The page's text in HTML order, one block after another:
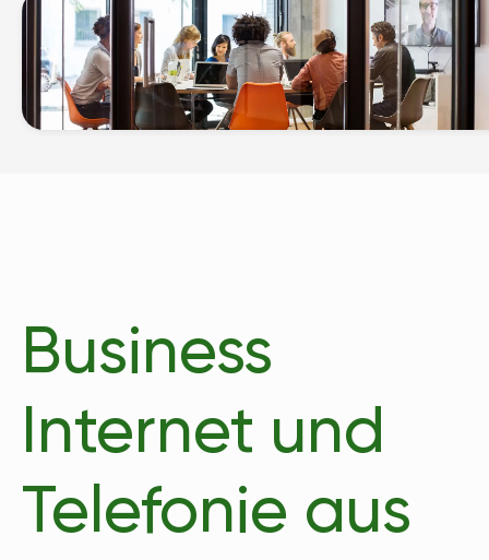
Business
Internet und
Telefonie aus